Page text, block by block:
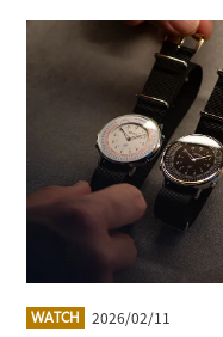
WATCH 2026/02/11